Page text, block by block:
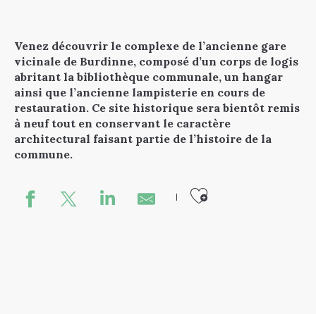
Venez découvrir le complexe de l’ancienne gare
vicinale de Burdinne, composé d’un corps de logis
abritant la bibliothèque communale, un hangar
ainsi que l’ancienne lampisterie en cours de
restauration. Ce site historique sera bientôt remis
à neuf tout en conservant le caractère
architectural faisant partie de l’histoire de la
commune.
Ajouter